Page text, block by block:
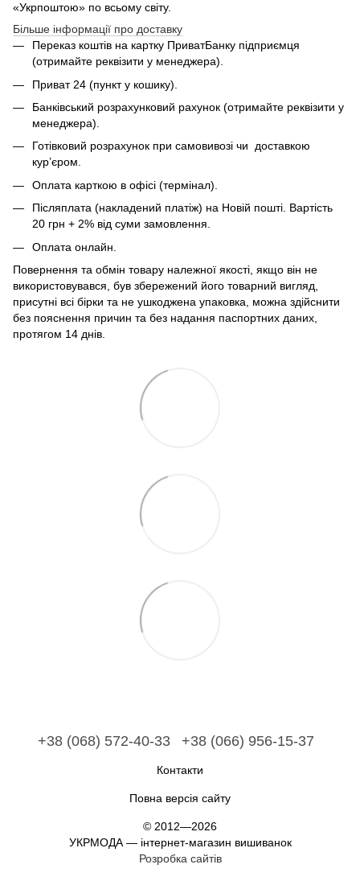
«Укрпоштою» по всьому світу.
Більше інформації про доставку
Переказ коштів на картку ПриватБанку підприємця
(отримайте реквізити у менеджера).
Приват 24 (пункт у кошику).
Банківський розрахунковий рахунок (отримайте реквізити у
менеджера).
Готівковий розрахунок при самовивозі чи доставкою
кур’єром.
Оплата карткою в офісі (термінал).
Післяплата (накладений платіж) на Новій пошті. Вартість
20 грн + 2% від суми замовлення.
Оплата онлайн.
Повернення та обмін товару належної якості, якщо він не
використовувався, був збережений його товарний вигляд,
присутні всі бірки та не ушкоджена упаковка, можна здійснити
без пояснення причин та без надання паспортних даних,
протягом 14 днів.
+38 (068) 572-40-33 +38 (066) 956-15-37
Контакти
Повна версія сайту
© 2012—2026
УКРМОДА — інтернет-магазин вишиванок
Розробка сайтів